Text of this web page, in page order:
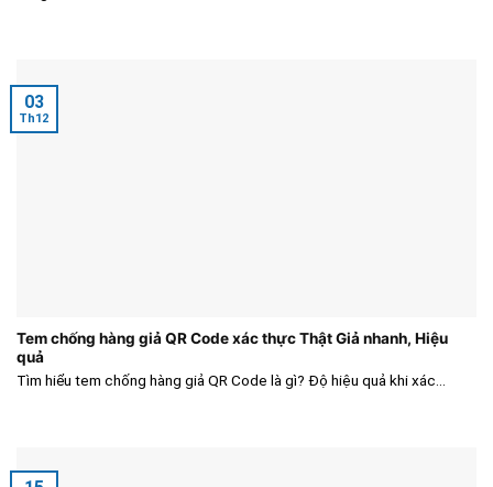
Tem chống hàng giả QR Code xác thực Thật Giả nhanh, Hiệu
quả
Tìm hiểu tem chống hàng giả QR Code là gì? Độ hiệu quả khi xác...
03
Th12